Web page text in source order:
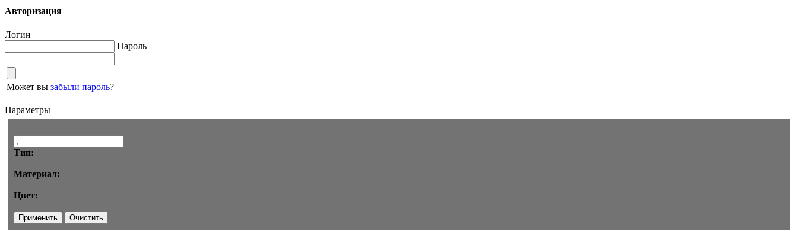
Авторизация
Логин
Пароль
Может вы забыли пароль?
Параметры
Тип:
Материал:
Цвет: